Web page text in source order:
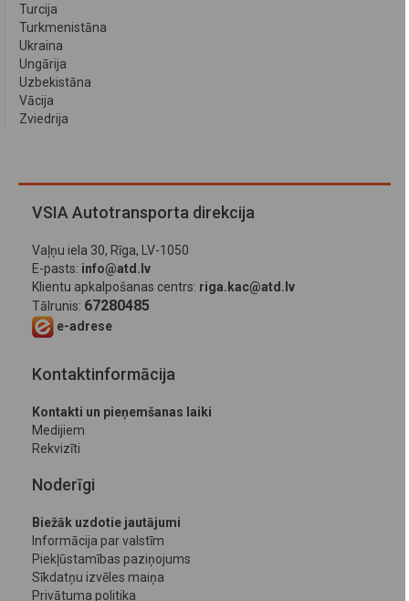
Turcija
Turkmenistāna
Ukraina
Ungārija
Uzbekistāna
Vācija
Zviedrija
VSIA Autotransporta direkcija
Vaļņu iela 30, Rīga, LV-1050
E-pasts: info@atd.lv
Klientu apkalpošanas centrs: riga.kac@atd.lv
Tālrunis: 67280485
e-adrese
Kontaktinformācija
Kontakti un pieņemšanas laiki
Medijiem
Rekvizīti
Noderīgi
Biežāk uzdotie jautājumi
Informācija par valstīm
Piekļūstamības paziņojums
Sīkdatņu izvēles maiņa
Privātuma politika